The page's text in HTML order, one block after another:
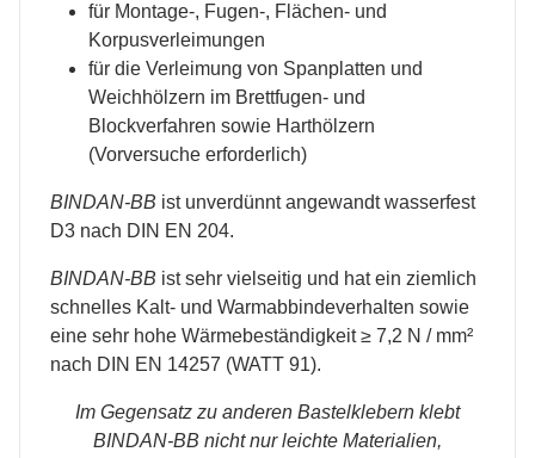
für Montage-, Fugen-, Flächen- und
Korpusverleimungen
für die Verleimung von Spanplatten und
Weichhölzern im Brettfugen- und
Blockverfahren sowie Harthölzern
(Vorversuche erforderlich)
BINDAN-BB ist unverdünnt angewandt wasserfest
D3 nach DIN EN 204.
BINDAN-BB ist sehr vielseitig und hat ein ziemlich
schnelles Kalt- und Warmabbindeverhalten sowie
eine sehr hohe Wärmebeständigkeit ≥ 7,2 N / mm²
nach DIN EN 14257 (WATT 91).
Im Gegensatz zu anderen Bastelklebern klebt
BINDAN-BB nicht nur leichte Materialien,